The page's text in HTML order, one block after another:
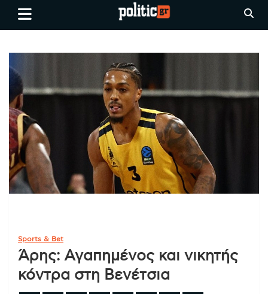
Skip
Ειδήσεις απο τη
Θεσσαλονίκη, την Ελλάδα και
όλο τον Κόσμο
politic.gr
Sports & Bet
Άρης: Αγαπημένος και νικητής
κόντρα στη Βενέτσια